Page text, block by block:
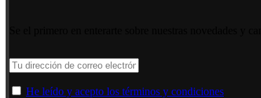
He leído y acepto los términos y condiciones